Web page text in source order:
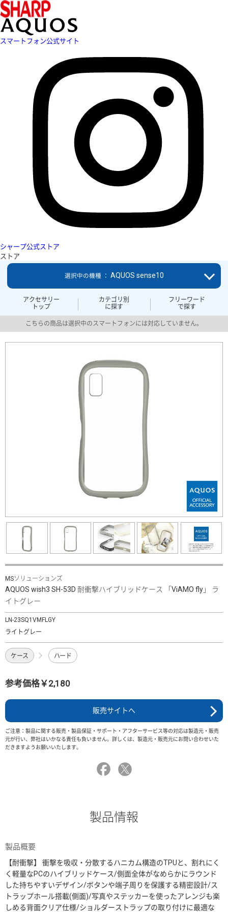
スマートフォン公式サイト
シャープ公式ストア
ストア
アクセサリー
トップ
カテゴリ別
に探す
フリーワード
で探す
選択中の機種 ： AQUOS sense10
こちらの商品は選択中のスマートフォンには対応していません。
MSソリューションズ
AQUOS wish3 SH-53D 耐衝撃ハイブリッドケース 「ViAMO fly」 ラ
イトグレー
LN-23SQ1VMFLGY
ライトグレー
ケース ハード
参考価格￥2,180
販売サイトへ
ご注意：製品に関する販売・製品保証・サポート・アフターサービス等の対応は製造元・販売
元が行い、弊社はいかなる責任も負いません。詳しくは、製造元・販売元にお問い合わせいた
だきますようお願いいたします。
製品情報
製品概要
【耐衝撃】 衝撃を吸収・分散するハニカム構造のTPUと、割れにく
く軽量なPCのハイブリッドケース/側面全体がなめらかにラウンド
した持ちやすいデザイン/ボタンや端子周りを保護する精密設計/ス
トラップホール搭載(側面)/写真やステッカーを使ったアレンジも楽
しめる背面クリア仕様/ショルダーストラップの取り付けに最適な